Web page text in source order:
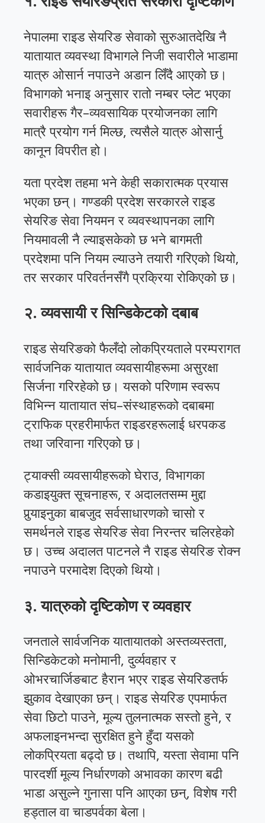
नेपालमा राइड सेयरिङ सेवाको सुरुआतदेखि नै
यातायात व्यवस्था विभागले निजी सवारीले भाडामा
यात्रु ओसार्न नपाउने अडान लिँदै आएको छ।
विभागको भनाइ अनुसार रातो नम्बर प्लेट भएका
सवारीहरू गैर–व्यवसायिक प्रयोजनका लागि
मात्रै प्रयोग गर्न मिल्छ, त्यसैले यात्रु ओसार्नु
कानून विपरीत हो।
यता प्रदेश तहमा भने केही सकारात्मक प्रयास
भएका छन्। गण्डकी प्रदेश सरकारले राइड
सेयरिङ सेवा नियमन र व्यवस्थापनका लागि
नियमावली नै ल्याइसकेको छ भने बागमती
प्रदेशमा पनि नियम ल्याउने तयारी गरिएको थियो,
तर सरकार परिवर्तनसँगै प्रक्रिया रोकिएको छ।
२. व्यवसायी र सिन्डिकेटको दबाब
राइड सेयरिङको फैलँदो लोकप्रियताले परम्परागत
सार्वजनिक यातायात व्यवसायीहरूमा असुरक्षा
सिर्जना गरिरहेको छ। यसको परिणाम स्वरूप
विभिन्न यातायात संघ–संस्थाहरूको दबाबमा
ट्राफिक प्रहरीमार्फत राइडरहरूलाई धरपकड
तथा जरिवाना गरिएको छ।
ट्याक्सी व्यवसायीहरूको घेराउ, विभागका
कडाइयुक्त सूचनाहरू, र अदालतसम्म मुद्दा
पुर्‍याइनुका बाबजुद सर्वसाधारणको चासो र
समर्थनले राइड सेयरिङ सेवा निरन्तर चलिरहेको
छ। उच्च अदालत पाटनले नै राइड सेयरिङ रोक्न
नपाउने परमादेश दिएको थियो।
३. यात्रुको दृष्टिकोण र व्यवहार
जनताले सार्वजनिक यातायातको अस्तव्यस्तता,
सिन्डिकेटको मनोमानी, दुर्व्यवहार र
ओभरचार्जिङबाट हैरान भएर राइड सेयरिङतर्फ
झुकाव देखाएका छन्। राइड सेयरिङ एपमार्फत
सेवा छिटो पाउने, मूल्य तुलनात्मक सस्तो हुने, र
अफलाइनभन्दा सुरक्षित हुने हुँदा यसको
लोकप्रियता बढ्दो छ। तथापि, यस्ता सेवामा पनि
पारदर्शी मूल्य निर्धारणको अभावका कारण बढी
भाडा असुल्ने गुनासा पनि आएका छन्, विशेष गरी
हड्ताल वा चाडपर्वका बेला।